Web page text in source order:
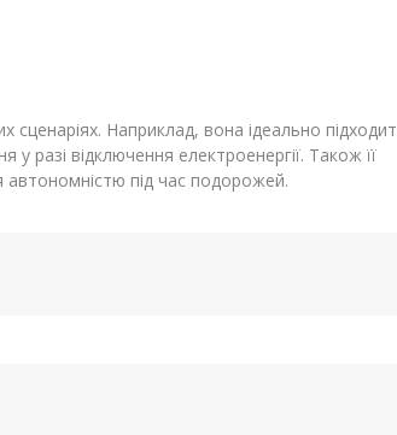
Наприклад, вона ідеально
разі відключення електроенергії. Також її
під час подорожей.